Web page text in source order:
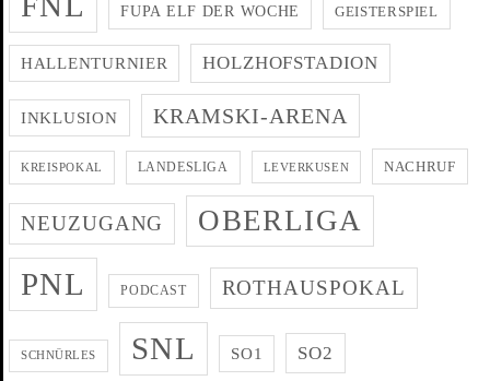
FUPA ELF DER WOCHE GEISTERSPIEL
HALLENTURNIER HOLZHOFSTADION
INKLUSION KRAMSKI-ARENA
KREISPOKAL LANDESLIGA LEVERKUSEN NACHRUF
NEUZUGANG OBERLIGA
PNL PODCAST ROTHAUSPOKAL
SCHNÜRLES SNL SO1 SO2